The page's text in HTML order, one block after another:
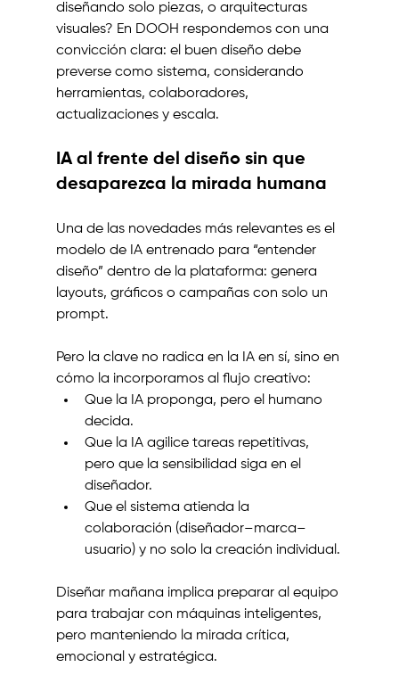
diseñando solo piezas, o arquitecturas
visuales? En DOOH respondemos con una
convicción clara: el buen diseño debe
preverse como sistema, considerando
herramientas, colaboradores,
actualizaciones y escala.
IA al frente del diseño sin que
desaparezca la mirada humana
Una de las novedades más relevantes es el
modelo de IA entrenado para “entender
diseño” dentro de la plataforma: genera
layouts, gráficos o campañas con solo un
prompt.
Pero la clave no radica en la IA en sí, sino en
cómo la incorporamos al flujo creativo:
Que la IA proponga, pero el humano
decida.
Que la IA agilice tareas repetitivas,
pero que la sensibilidad siga en el
diseñador.
Que el sistema atienda la
colaboración (diseñador–marca–
usuario) y no solo la creación individual.
Diseñar mañana implica preparar al equipo
para trabajar con máquinas inteligentes,
pero manteniendo la mirada crítica,
emocional y estratégica.